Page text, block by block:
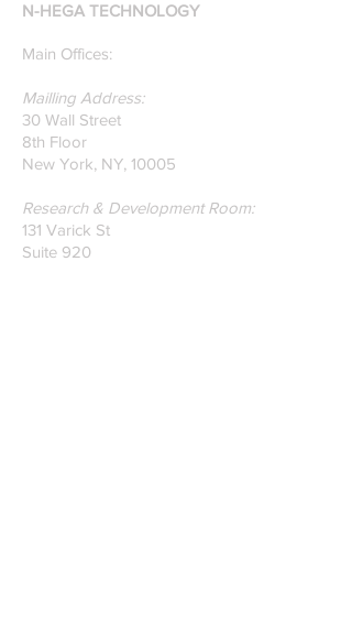
N-HEGA TECHNOLOGY
Main Offices:
Mailling Address:
30 Wall Street
8th Floor
New York, NY, 10005
Research & Development Room:
131 Varick St
Suite 920